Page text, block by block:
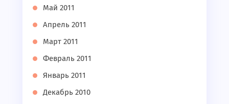
Май 2011
Апрель 2011
Март 2011
Февраль 2011
Январь 2011
Декабрь 2010